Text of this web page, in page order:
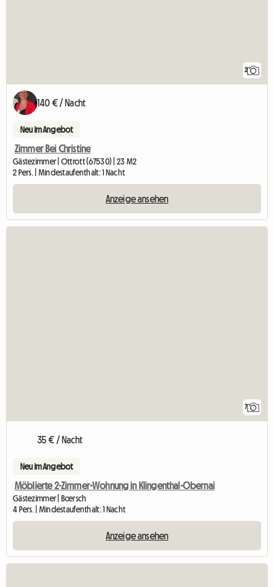
2
140 € / Nacht
Neu im Angebot
Zimmer Bei Christine
Gästezimmer | Ottrott (67530) | 23 M2
2 Pers. | Mindestaufenthalt: 1 Nacht
Anzeige ansehen
7
35 € / Nacht
Neu im Angebot
Möblierte 2-Zimmer-Wohnung in Klingenthal-Obernai
Gästezimmer | Bœrsch
4 Pers. | Mindestaufenthalt: 1 Nacht
Anzeige ansehen